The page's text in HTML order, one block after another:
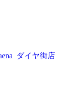
ダイヤ街店